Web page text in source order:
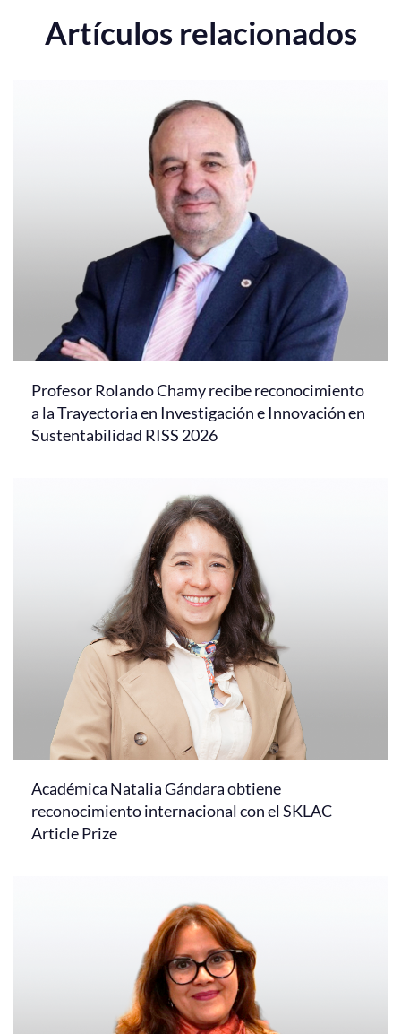
Artículos relacionados
Profesor Rolando Chamy recibe reconocimiento
a la Trayectoria en Investigación e Innovación en
Sustentabilidad RISS 2026
Académica Natalia Gándara obtiene
reconocimiento internacional con el SKLAC
Article Prize